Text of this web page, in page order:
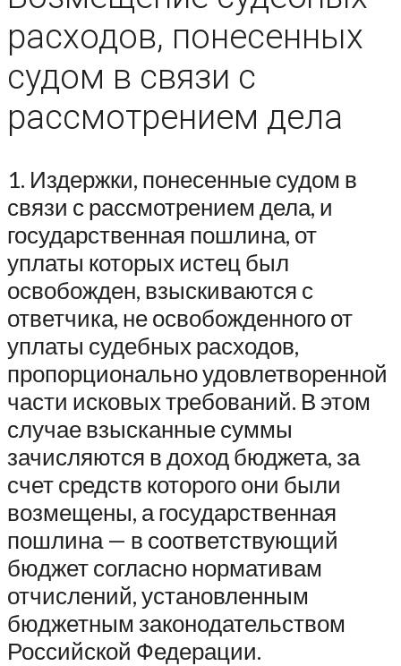
расходов, понесенных
судом в связи с
рассмотрением дела
1. Издержки, понесенные судом в
связи с рассмотрением дела, и
государственная пошлина, от
уплаты которых истец был
освобожден, взыскиваются с
ответчика, не освобожденного от
уплаты судебных расходов,
пропорционально удовлетворенной
части исковых требований. В этом
случае взысканные суммы
зачисляются в доход бюджета, за
счет средств которого они были
возмещены, а государственная
пошлина — в соответствующий
бюджет согласно нормативам
отчислений, установленным
бюджетным законодательством
Российской Федерации.